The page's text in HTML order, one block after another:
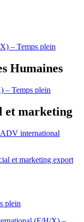
– Temps plein
Humaines
– Temps plein
et marketing
international
et marketing export
plein